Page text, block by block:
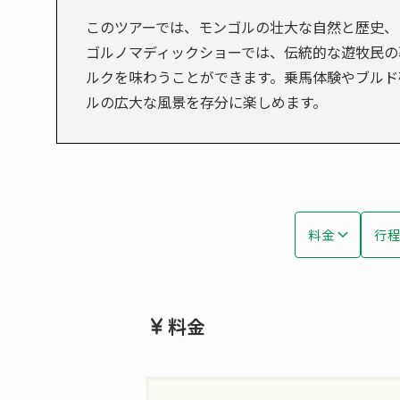
このツアーでは、モンゴルの壮大な自然と歴史
ゴルノマディックショーでは、伝統的な遊牧民
ルクを味わうことができます。乗馬体験やブル
ルの広大な風景を存分に楽しめます。
料金 行
料金